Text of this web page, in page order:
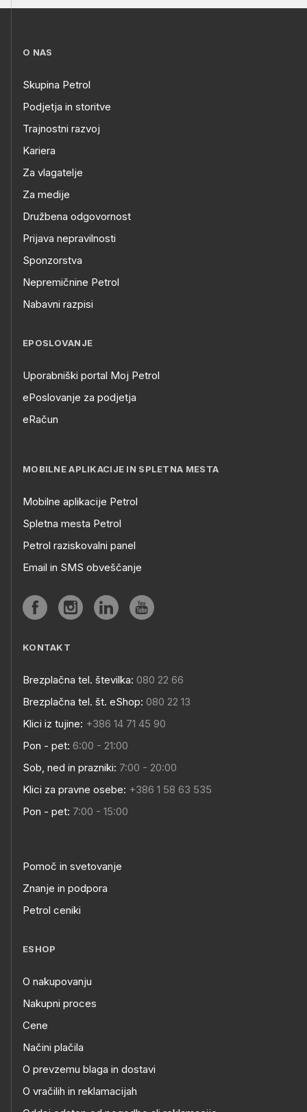
O NAS
Skupina Petrol
Podjetja in storitve
Trajnostni razvoj
Kariera
Za vlagatelje
Za medije
Družbena odgovornost
Prijava nepravilnosti
Sponzorstva
Nepremičnine Petrol
Nabavni razpisi
EPOSLOVANJE
Uporabniški portal Moj Petrol
ePoslovanje za podjetja
eRačun
MOBILNE APLIKACIJE IN SPLETNA MESTA
Mobilne aplikacije Petrol
Spletna mesta Petrol
Petrol raziskovalni panel
Email in SMS obveščanje
KONTAKT
Brezplačna tel. številka: 080 22 66
Brezplačna tel. št. eShop: 080 22 13
Klici iz tujine: +386 14 71 45 90
Pon - pet: 6:00 - 21:00
Sob, ned in prazniki: 7:00 - 20:00
Klici za pravne osebe: +386 1 58 63 535
Pon - pet: 7:00 - 15:00
Pomoč in svetovanje
Znanje in podpora
Petrol ceniki
ESHOP
O nakupovanju
Nakupni proces
Cene
Načini plačila
O prevzemu blaga in dostavi
O vračilih in reklamacijah